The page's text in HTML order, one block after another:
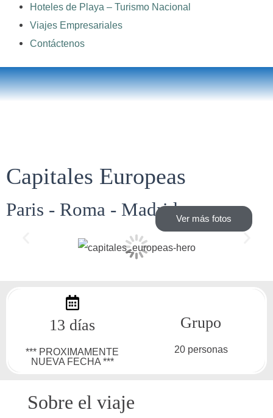
Hoteles de Playa – Turismo Nacional
Viajes Empresariales
Contáctenos
Capitales Europeas
Paris - Roma - MadridVer más fotos
13 días
*** PROXIMAMENTE
NUEVA FECHA ***
Grupo
20 personas
Sobre el viaje